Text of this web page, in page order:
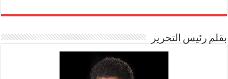
بقلم رئيس التحرير